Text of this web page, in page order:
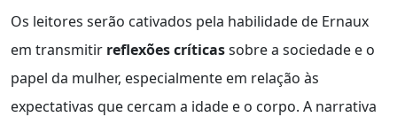
Os leitores serão cativados pela habilidade de Ernaux
em transmitir reflexões críticassobre a sociedade e o
papel da mulher, especialmente em relação às
expectativas que cercam a idade e o corpo. A narrativa